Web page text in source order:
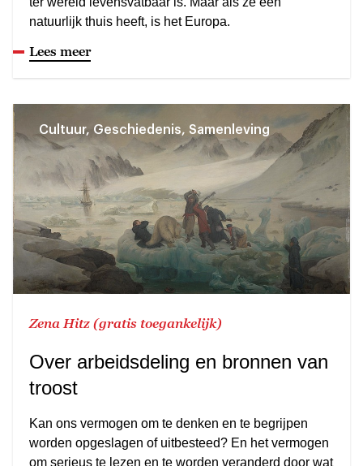
natuurlijk thuis heeft, is het Europa.
Lees meer
Cultuur, Geschiedenis, Samenleving
Zena Hitz (gratis toegankelijk)
Over arbeidsdeling en bronnen van
troost
Kan ons vermogen om te denken en te begrijpen
worden opgeslagen of uitbesteed? En het vermogen
om serieus te lezen en te worden veranderd door wat